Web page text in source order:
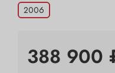
2006
388 900